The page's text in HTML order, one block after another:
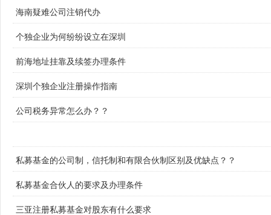
海南疑难公司注销代办
个独企业为何纷纷设立在深圳
前海地址挂靠及续签办理条件
深圳个独企业注册操作指南
公司税务异常怎么办？？
私募基金的公司制，信托制和有限合伙制区别及优缺点？？
私募基金合伙人的要求及办理条件
三亚注册私募基金对股东有什么要求